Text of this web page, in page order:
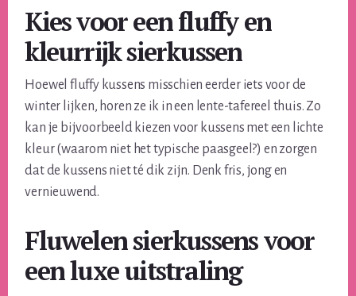
Kies voor een fluffy en
kleurrijk sierkussen
Hoewel fluffy kussens misschien eerder iets voor de
winter lijken, horen ze ik in een lente-tafereel thuis. Zo
kan je bijvoorbeeld kiezen voor kussens met een lichte
kleur (waarom niet het typische paasgeel?) en zorgen
dat de kussens niet té dik zijn. Denk fris, jong en
vernieuwend.
Fluwelen sierkussens voor
een luxe uitstraling